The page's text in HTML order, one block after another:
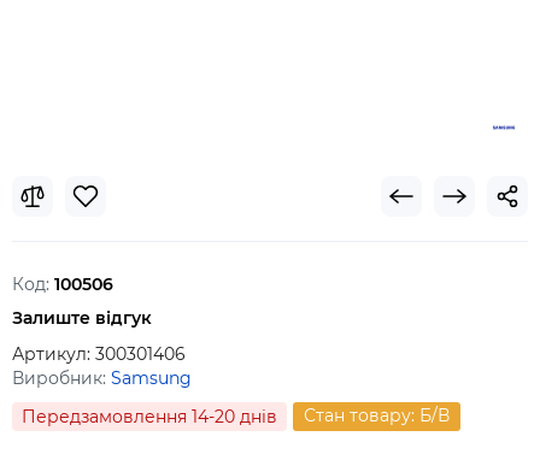
Код: 100506
Залиште відгук
Артикул: 300301406
Виробник: Samsung
Передзамовлення 14-20 днів
Стан товару: Б/В